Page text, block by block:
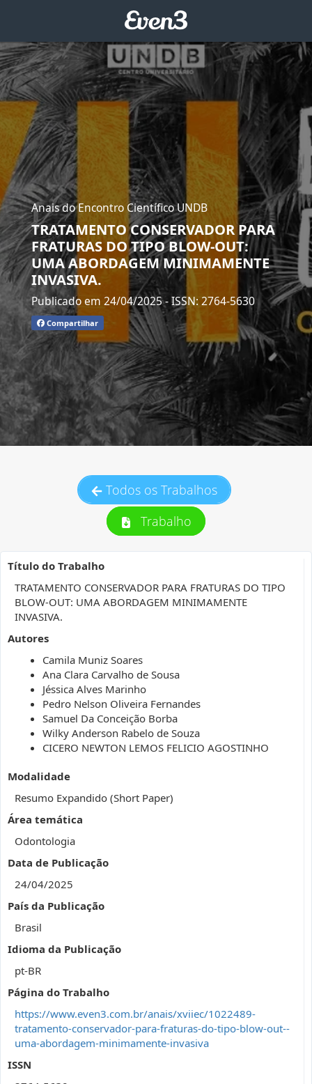
Anais do Encontro Científico UNDB
TRATAMENTO CONSERVADOR PARA
FRATURAS DO TIPO BLOW-OUT:
UMA ABORDAGEM MINIMAMENTE
INVASIVA.
Publicado em 24/04/2025- ISSN: 2764-5630
Compartilhar
Todos os Trabalhos
Trabalho
Título do Trabalho
TRATAMENTO CONSERVADOR PARA FRATURAS DO TIPO
BLOW-OUT: UMA ABORDAGEM MINIMAMENTE
INVASIVA.
Autores
Camila Muniz Soares
Ana Clara Carvalho de Sousa
Jéssica Alves Marinho
Pedro Nelson Oliveira Fernandes
Samuel Da Conceição Borba
Wilky Anderson Rabelo de Souza
CICERO NEWTON LEMOS FELICIO AGOSTINHO
Modalidade
Resumo Expandido (Short Paper)
Área temática
Odontologia
Data de Publicação
24/04/2025
País da Publicação
Brasil
Idioma da Publicação
pt-BR
Página do Trabalho
https://www.even3.com.br/anais/xviiec/1022489-
tratamento-conservador-para-fraturas-do-tipo-blow-out--
uma-abordagem-minimamente-invasiva
ISSN